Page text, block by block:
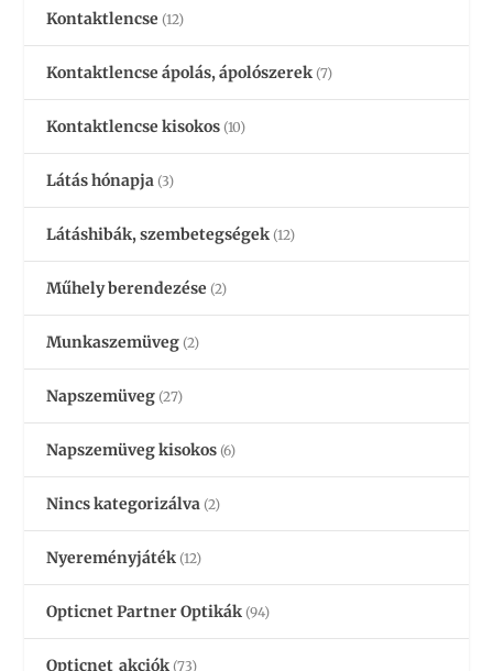
Kontaktlencse (12)
Kontaktlencse ápolás, ápolószerek (7)
Kontaktlencse kisokos (10)
Látás hónapja (3)
Látáshibák, szembetegségek (12)
Műhely berendezése (2)
Munkaszemüveg (2)
Napszemüveg (27)
Napszemüveg kisokos (6)
Nincs kategorizálva (2)
Nyereményjáték (12)
Opticnet Partner Optikák (94)
Opticnet_akciók (73)